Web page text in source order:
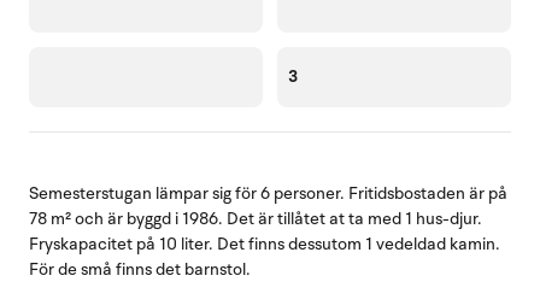
3
Semesterstugan lämpar sig för 6 personer. Fritidsbostaden är på
78 m² och är byggd i 1986. Det är tillåtet at ta med 1 hus-djur.
Fryskapacitet på 10 liter. Det finns dessutom 1 vedeldad kamin.
För de små finns det barnstol.